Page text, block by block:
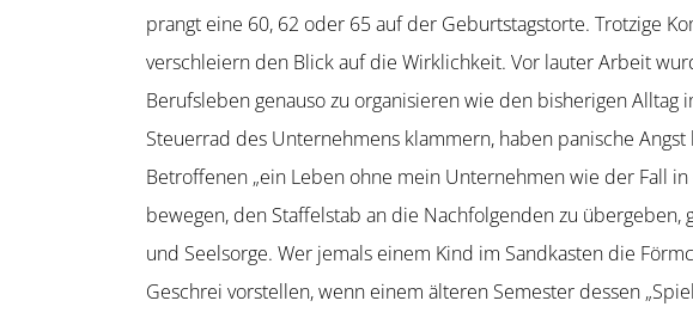
prangt eine 60, 62 oder 65 auf der Geburts­tags­torte. Trotzige
verschleiern den Blick auf die Wirklichkeit. Vor lauter Arbeit
Berufs­leben genauso zu organi­sieren wie den bishe­rigen Alltag
Steuerrad des Unter­nehmens klammern, haben panische
Betrof­fenen „ein Leben ohne mein Unternehmen wie der Fall in
bewegen, den Staffelstab an die Nachfol­genden zu übergeben,
und Seelsorge. Wer jemals einem Kind im Sandkasten die
Geschrei vorstellen, wenn einem älteren Semester dessen